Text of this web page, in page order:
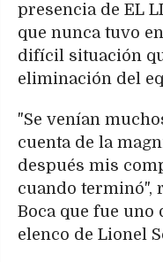
presencia de EL
que nunca tuvo
difícil situación
eliminación del
"Se venían
cuenta de la
después mis
cuando terminó",
Boca que fue uno
elenco de Lionel